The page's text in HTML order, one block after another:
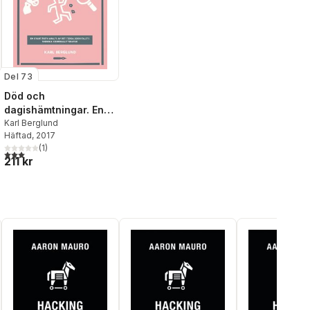
Del 73
Död och
dagishämtningar. En
kvantitativ analys det
tidiga 2000-talets
svenska
kriminallitteratur
Karl Berglund
Häftad, 2017
3,0utav 5 stjärnor. Totalt antal röster:
(1)
211 kr